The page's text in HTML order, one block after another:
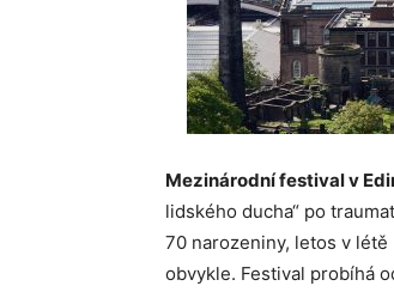
Mezinárodní festival v
lidského ducha“ po
70 narozeniny, letos v
obvykle. Festival probíhá